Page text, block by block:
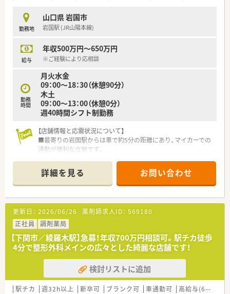
民の健康を総合的にサポートする取り組みを行っています。
【職場環境と雰囲気】
務の中で常に相談や意見交換がしやすい明るい職場です。
■子育て中の女性スタッフが多数活躍しており、お互いの状況を
■社長自らが現場の状況を把握し福利厚生の改善に取り組むな
ど、スタッフ目線での働きやすい環境整備が進められています。
【こんな方が活躍中】
■産休や育休から復帰したスタッフが、短時間勤務制度を上手に
す。
■これまでの経験を活かして、若手スタッフに対する的確なアド
バイスやサポートを行うベテラン薬剤師が活躍しています。
■自分の担当業務という枠組みに囚われず、忙しい時には事務の
サポートや他業務にも積極的に協力する方が重宝されていま
す。
勤務地
山口県 岩国市
岩国駅 (JR山陽本線)
給与
年収500万円～650万円
※ご経験により応相談
勤務
時間
月火水金
09：00～18：30（休憩90分）
木土
09：00～13：00（休憩0分）
週40時間シフト制勤務
【店舗情報と応需状況について】
■最寄りの岩国駅からは車で約5分の距離にあり、マイカーでの
通勤が便利な立地です。
枚から100枚ほど応需しています。
■現在は常時2名の薬剤師と1名のヘルプ薬剤師、そして3名の事
務スタッフで協力して業務を行っています。
【募集背景と求める人物像について】
■1名退職予定に伴う急募案件であり、将来的に店舗を任せられ
る管理薬剤師候補を求めています。
■地域医療に対して熱心な想いを持ち、患者様に寄り添った温か
い対応ができる方を歓迎いたします。
■能力の高さよりも、周囲のスタッフと円滑なコミュニケーショ
ンが取れる協調性を重視した採用を行っています。
【想定される業務内容】
■皮膚科の処方箋に基づく調剤、監査、服薬指導を中心に、患者
詳細を見る お問い合わせ
更新日： 2026/06/26 薬剤師求人ID： 569180
正社員
調剤薬局
【下関市／綾羅木駅】急募！年収700万円相談可。駅チカ徒歩
4分で整形外科メインの広々とした綺麗な店舗です！
検討リストに追加
駅チカ 週32h以上 新卒可 ブランク可 車通勤可 高給与(600万円以上)